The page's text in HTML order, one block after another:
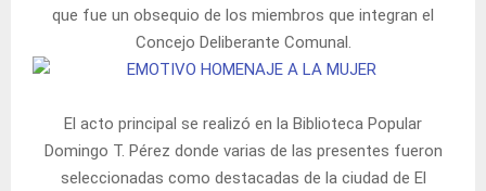
que fue un obsequio de los miembros que integran el
Concejo Deliberante Comunal.
El acto principal se realizó en la Biblioteca Popular
Domingo T. Pérez donde varias de las presentes fueron
seleccionadas como destacadas de la ciudad de El